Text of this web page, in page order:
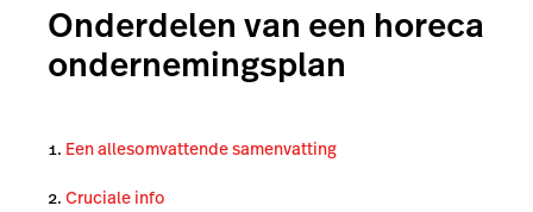
Onderdelen van een horeca
ondernemingsplan
Een allesomvattende samenvatting
Cruciale info